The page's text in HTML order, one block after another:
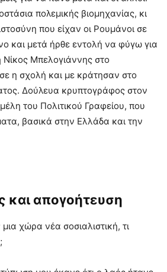
πολεμικής βιομηχανίας, κι
που είχαν οι Ρουμάνοι σε
και μετά ήρθε εντολή να φύγω για
Μπελογιάννης στο
η σχολή και με κράτησαν στο
Δούλευα κρυπτογράφος στον
του Πολιτικού Γραφείου, που
βασικά στην Ελλάδα και την
και απογοήτευση
χώρα νέα σοσιαλιστική, τι